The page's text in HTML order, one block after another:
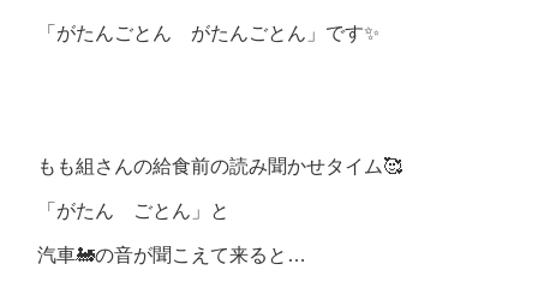
「がたんごとん がたんごとん」です✨
もも組さんの給食前の読み聞かせタイム🥰
「がたん ごとん」と
汽車🚂の音が聞こえて来ると…